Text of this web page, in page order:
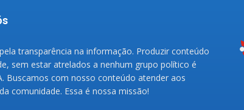
transparência na informação. Produzir conteúdo
sem estar atrelados a nenhum grupo político é
Buscamos com nosso conteúdo atender aos
comunidade. Essa é nossa missão!